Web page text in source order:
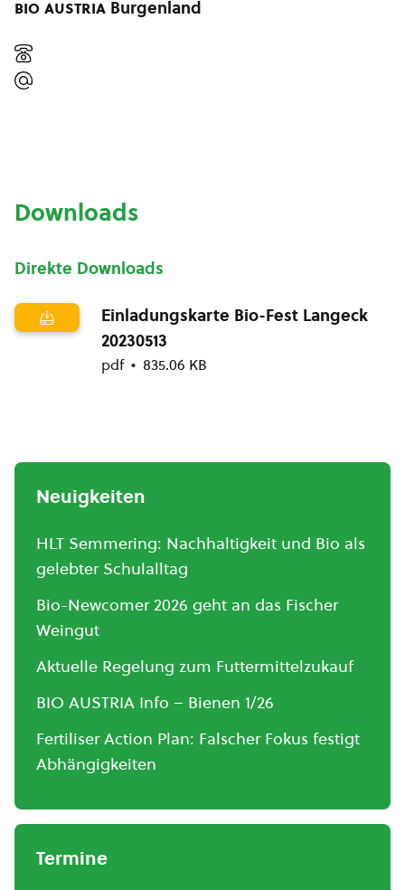
bio austria Burgenland
Downloads
Direkte Downloads
Einladungskarte Bio-Fest Langeck
20230513
pdf 835.06 KB
Neuigkeiten
HLT Semmering: Nachhaltigkeit und Bio als
gelebter Schulalltag
Bio-Newcomer 2026 geht an das Fischer
Weingut
Aktuelle Regelung zum Futtermittelzukauf
BIO AUSTRIA Info – Bienen 1/26
Fertiliser Action Plan: Falscher Fokus festigt
Abhängigkeiten
Termine